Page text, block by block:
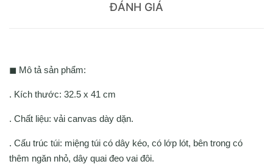
ĐÁNH GIÁ
◼ Mô tả sản phẩm:
. Kích thước: 32.5 x 41 cm
. Chất liệu: vải canvas dày dặn.
. Cấu trúc túi: miệng túi có dây kéo, có lớp lót, bên trong có
thêm ngăn nhỏ, dây quai đeo vai đôi.